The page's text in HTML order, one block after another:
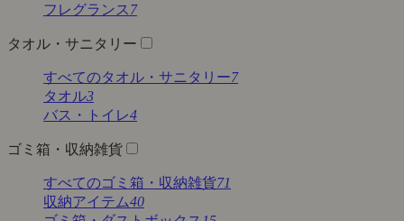
フレグランス 7
タオル・サニタリー
すべてのタオル・サニタリー7
タオル3
バス・トイレ4
ゴミ箱・収納雑貨
すべてのゴミ箱・収納雑貨71
収納アイテム40